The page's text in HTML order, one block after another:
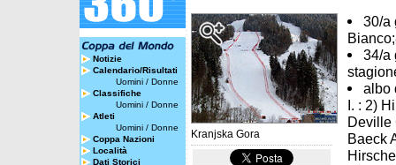
Notizie
Calendario/Risultati
Uomini / Donne
Classifiche
Uomini / Donne
Atleti
Uomini / Donne
Coppa Nazioni
Località
Dati Storici
Kranjska Gora
30/a
34/a
albo
I. : 2)
Deville
Baeck